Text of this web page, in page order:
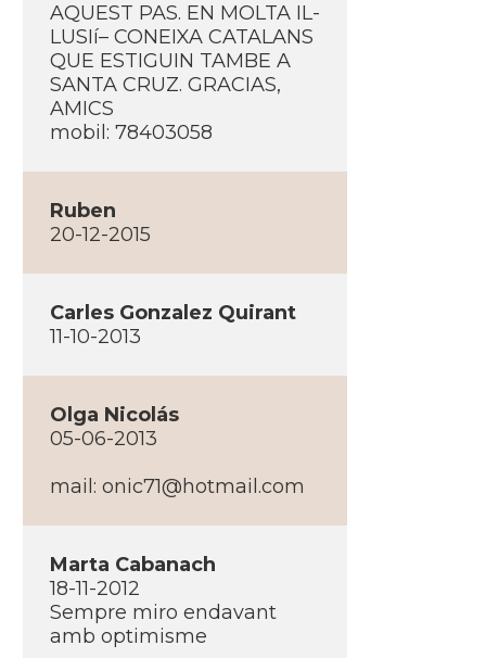
AQUEST PAS. EN MOLTA IL-
LUSIí– CONEIXA CATALANS
QUE ESTIGUIN TAMBE A
SANTA CRUZ. GRACIAS,
AMICS
mobil: 78403058
Ruben
20-12-2015
Carles Gonzalez Quirant
11-10-2013
Olga Nicolás
05-06-2013
mail: onic71@hotmail.com
Marta Cabanach
18-11-2012
Sempre miro endavant
amb optimisme